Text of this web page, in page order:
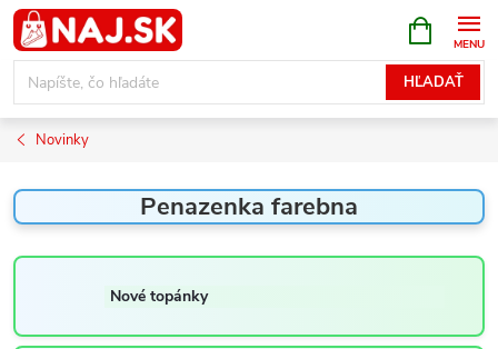
Prejsť
na
obsah
HĽADAŤ
KOŠÍK
Novinky
Penazenka farebna
Nové topánky